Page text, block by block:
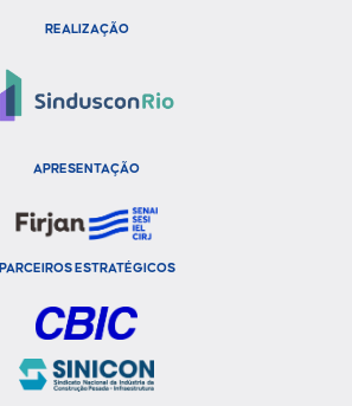
REALIZAÇÃO
APRESENTAÇÃO
PARCEIROS ESTRATÉGICOS